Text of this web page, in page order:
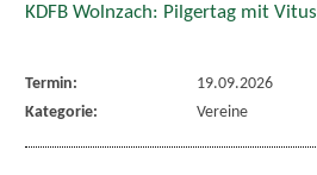
KDFB Wolnzach: Pilgertag mit Vitus
Termin:
19.09.2026
Kategorie:
Vereine